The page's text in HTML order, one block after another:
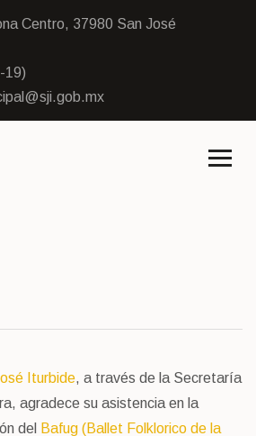
Centro, 37980 San José
19)
Iturbide, a través de la Secretaría
agradece su asistencia en la
del Bafug (Ballet Folklorico de la